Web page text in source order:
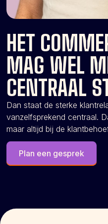
HET
MAG WEL
CENTRAAL
Dan staat de sterke
vanzelfsprekend centraal.
maar altijd bij de
Plan een gesprek